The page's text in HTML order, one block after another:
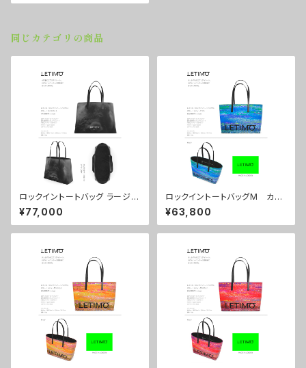
同じカテゴリの商品
ロックイントートバッグ ラージサ
イズ カラー/ラブラビット ■
配送まで約１か月
¥77,000
ロックイントートバッグM カラ
ー/シティーナイト ■配送まで
約１か月
¥63,800